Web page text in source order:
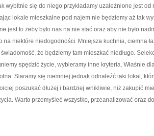
wybitnie się do niego przykładamy uzależnione jest
lokale mieszkalne pod najem nie będziemy aż tak
jest to żeby było nas na nie stać oraz aby nie było
na niektóre niedogodności. Mniejsza kuchnia, ciemna
że będziemy tam mieszkać niedługo.
spędzić życie, wybieramy inne kryteria. Właśnie
Staramy się niemniej jednak odnaleźć taki lokal,
poszukać dłużej i bardziej wnikliwie, niż zakupić
Warto przemyśleć wszystko, przeanalizować oraz